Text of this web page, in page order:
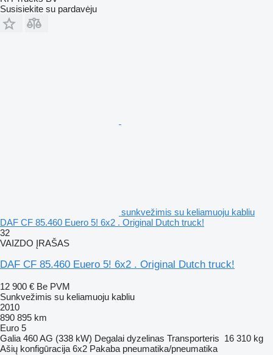
Susisiekite su pardavėju
sunkvežimis su keliamuoju kabliu
DAF CF 85.460 Euero 5! 6x2 . Original Dutch truck!
32
VAIZDO ĮRAŠAS
DAF CF 85.460 Euero 5! 6x2 . Original Dutch truck!
12 900 € Be PVM
Sunkvežimis su keliamuoju kabliu
2010
890 895 km
Euro 5
Galia 460 AG (338 kW) Degalai dyzelinas Transporteris 16 310 kg
Ašių konfigūracija 6x2 Pakaba pneumatika/pneumatika